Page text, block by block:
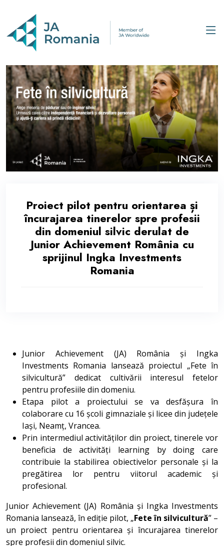
Proiect pilot pentru orientarea și
încurajarea tinerelor spre profesii
din domeniul silvic derulat de
Junior Achievement România cu
sprijinul Ingka Investments
Romania
Junior Achievement (JA) România și Ingka
Investments Romania lansează proiectul „Fete în
silvicultură” dedicat cultivării interesul fetelor
pentru profesiile din domeniu.
Etapa pilot a proiectului se va desfășura în
colaborare cu 16 școli gimnaziale și licee din județele
Iași, Neamț, Vrancea.
Prin intermediul activităților din proiect, tinerele vor
beneficia de activități learning by doing care
contribuie la stabilirea obiectivelor personale și la
pregătirea lor pentru viitorul academic și
profesional.
Junior Achievement (JA) România și Ingka Investments
Romania lansează, în ediție pilot, „Fete în silvicultură” –
un proiect pentru orientarea și încurajarea tinerelor
spre profesii din domeniul silvic.